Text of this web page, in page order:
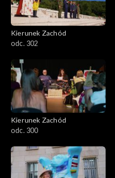
Kierunek Zachód
odc. 302
Kierunek Zachód
odc. 300